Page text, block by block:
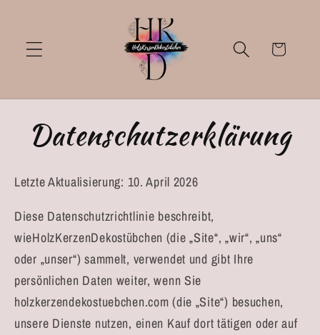
Warenkorb
Datenschutzerklärung
Letzte Aktualisierung: 10. April 2026
Diese Datenschutzrichtlinie beschreibt,
wieHolzKerzenDekostübchen (die „Site“, „wir“, „uns“
oder „unser“) sammelt, verwendet und gibt Ihre
persönlichen Daten weiter, wenn Sie
holzkerzendekostuebchen.com (die „Site“) besuchen,
unsere Dienste nutzen, einen Kauf dort tätigen oder auf